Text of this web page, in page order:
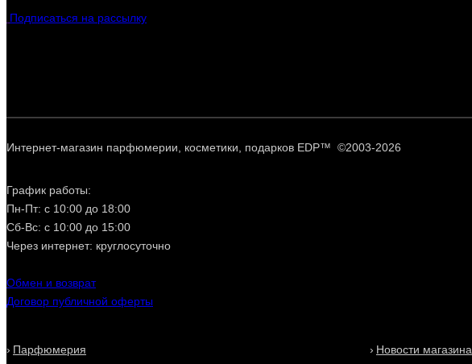
Подписаться на рассылку
Интернет-магазин парфюмерии, косметики, подарков EDP™ ©2003-2026
График работы:
Пн-Пт: с 10:00 до 18:00
Сб-Вс: с 10:00 до 15:00
Через интернет: круглосуточно
Обмен и возврат
Договор публичной оферты
Парфюмерия
Новости магазина